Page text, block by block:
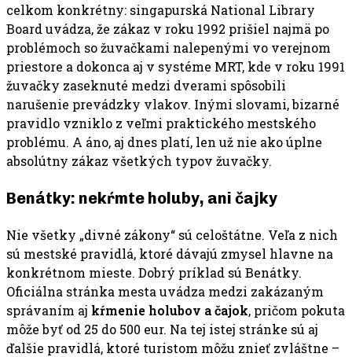
celkom konkrétny: singapurská National Library
Board uvádza, že zákaz v roku 1992 prišiel najmä po
problémoch so žuvačkami nalepenými vo verejnom
priestore a dokonca aj v systéme MRT, kde v roku 1991
žuvačky zaseknuté medzi dverami spôsobili
narušenie prevádzky vlakov. Inými slovami, bizarné
pravidlo vzniklo z veľmi praktického mestského
problému. A áno, aj dnes platí, len už nie ako úplne
absolútny zákaz všetkých typov žuvačky.
Benátky: nekŕmte holuby, ani čajky
Nie všetky „divné zákony“ sú celoštátne. Veľa z nich
sú mestské pravidlá, ktoré dávajú zmysel hlavne na
konkrétnom mieste. Dobrý príklad sú Benátky.
Oficiálna stránka mesta uvádza medzi zakázaným
správaním aj kŕmenie holubov a čajok, pričom pokuta
môže byť od 25 do 500 eur. Na tej istej stránke sú aj
ďalšie pravidlá, ktoré turistom môžu znieť zvláštne –